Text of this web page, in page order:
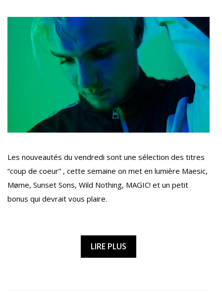
Les nouveautés du vendredi sont une sélection des titres
“coup de coeur” , cette semaine on met en lumière Maesic,
Møme, Sunset Sons, Wild Nothing, MAGIC! et un petit
bonus qui devrait vous plaire.
LIRE PLUS